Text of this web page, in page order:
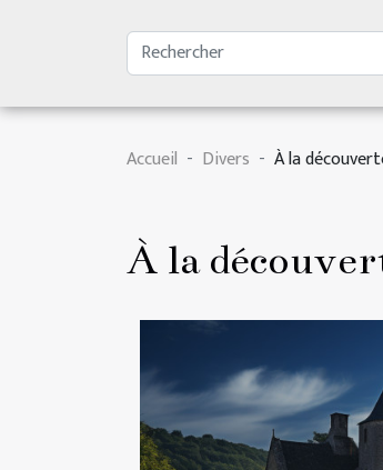
Accueil Divers À la
À la